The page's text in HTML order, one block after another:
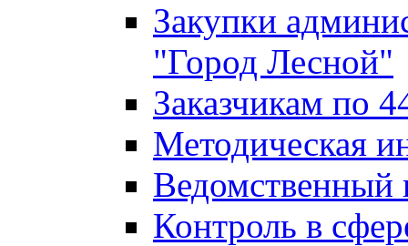
Закупки
"Город Лесной"
Заказчикам по
Методическая
Ведомственный
Контроль в